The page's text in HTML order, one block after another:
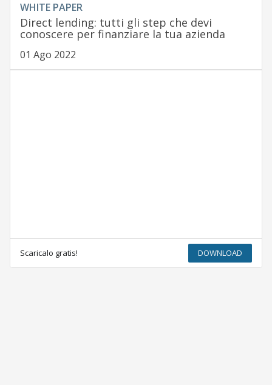
WHITE PAPER
Direct lending: tutti gli step che devi
conoscere per finanziare la tua azienda
01 Ago 2022
Scaricalo gratis! DOWNLOAD